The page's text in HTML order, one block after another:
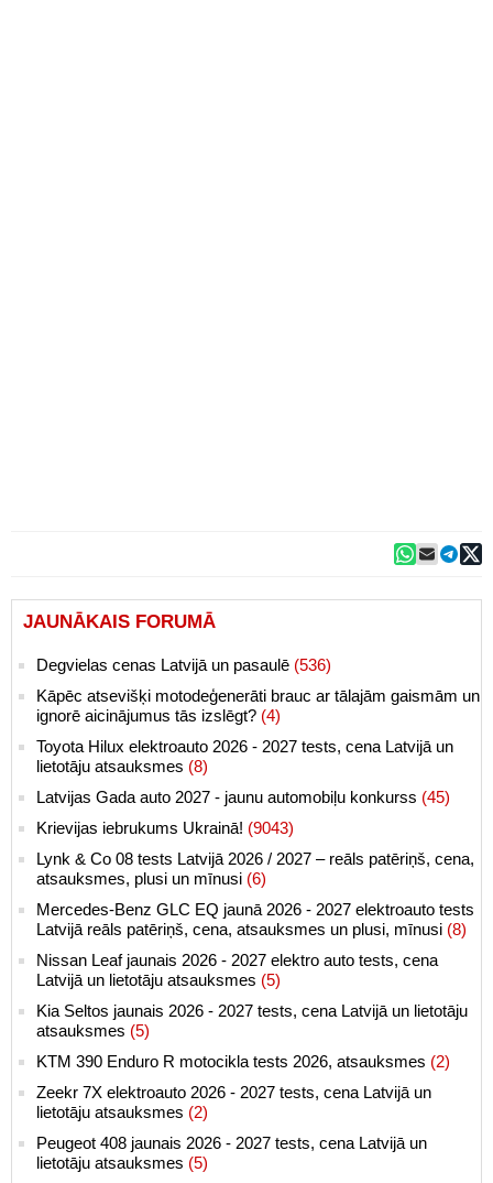
JAUNĀKAIS FORUMĀ
Degvielas cenas Latvijā un pasaulē (536)
Kāpēc atsevišķi motodeģenerāti brauc ar tālajām gaismām un
ignorē aicinājumus tās izslēgt? (4)
Toyota Hilux elektroauto 2026 - 2027 tests, cena Latvijā un
lietotāju atsauksmes (8)
Latvijas Gada auto 2027 - jaunu automobiļu konkurss (45)
Krievijas iebrukums Ukrainā! (9043)
Lynk & Co 08 tests Latvijā 2026 / 2027 – reāls patēriņš, cena,
atsauksmes, plusi un mīnusi (6)
Mercedes-Benz GLC EQ jaunā 2026 - 2027 elektroauto tests
Latvijā reāls patēriņš, cena, atsauksmes un plusi, mīnusi (8)
Nissan Leaf jaunais 2026 - 2027 elektro auto tests, cena
Latvijā un lietotāju atsauksmes (5)
Kia Seltos jaunais 2026 - 2027 tests, cena Latvijā un lietotāju
atsauksmes (5)
KTM 390 Enduro R motocikla tests 2026, atsauksmes (2)
Zeekr 7X elektroauto 2026 - 2027 tests, cena Latvijā un
lietotāju atsauksmes (2)
Peugeot 408 jaunais 2026 - 2027 tests, cena Latvijā un
lietotāju atsauksmes (5)